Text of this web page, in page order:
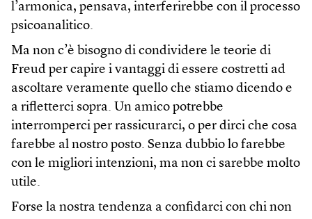
l’armonica, pensava, interferirebbe con il processo
psicoanalitico.
Ma non c’è bisogno di condividere le teorie di
Freud per capire i vantaggi di essere costretti ad
ascoltare veramente quello che stiamo dicendo e
a rifletterci sopra. Un amico potrebbe
interromperci per rassicurarci, o per dirci che cosa
farebbe al nostro posto. Senza dubbio lo farebbe
con le migliori intenzioni, ma non ci sarebbe molto
utile.
Forse la nostra tendenza a confidarci con chi non